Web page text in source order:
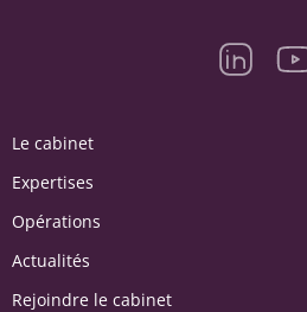
Le cabinet
Expertises
Opérations
Actualités
Rejoindre le cabinet